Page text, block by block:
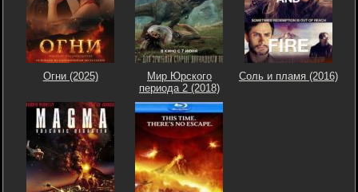
Огни (2025)
Мир Юрского
периода 2 (2018)
Соль и пламя (2016)